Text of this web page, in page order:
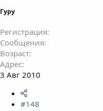
Гуру
Регистрация
Сообщения
Возраст
Адрес
3 Авг 2010
#148